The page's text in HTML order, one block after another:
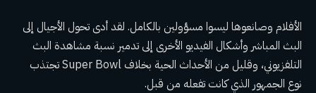
الأفلام وصانعوها ليسوا مسؤولين بالكامل. لقد أدى تحول الأجيال إلى
البث المباشر وأشكال الفيديو الأخرى إلى تدمير نسبة مشاهدة البث
التلفزيوني، وقليل من الأحداث الحية بخلاف Super Bowl تجتذب
نوع الجمهور الذي كانت تفعله من قبل.